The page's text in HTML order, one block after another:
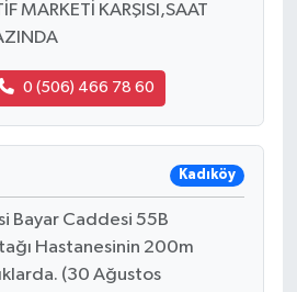
MARKETİ KARŞISI,SAAT
0 (506) 466 78 60
Kadıköy
Bayar Caddesi 55B
Hastanesinin 200m
(30 Ağustos